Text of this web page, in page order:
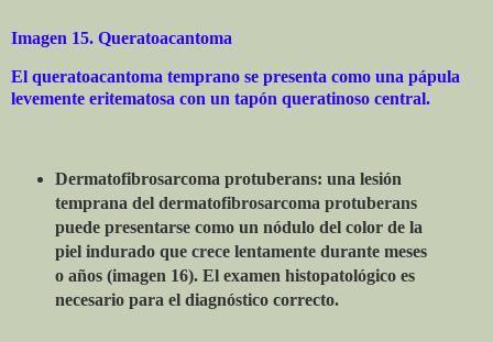
Imagen 15. Queratoacantoma
El queratoacantoma temprano se presenta como una pápula
levemente eritematosa con un tapón queratinoso central.
Dermatofibrosarcoma protuberans: una lesión
temprana del dermatofibrosarcoma protuberans
puede presentarse como un nódulo del color de la
piel indurado que crece lentamente durante meses
o años (imagen 16). El examen histopatológico es
necesario para el diagnóstico correcto.